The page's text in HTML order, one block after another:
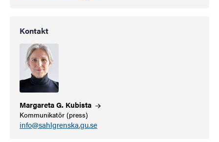
Kontakt
Margareta G. Kubista
Kommunikatör (press)
info@sahlgrenska.gu.se